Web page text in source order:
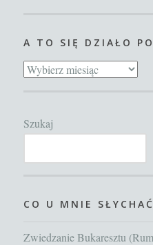
A TO SIĘ DZIAŁO
A
działo
Szukaj
CO U MNIE
Zwiedzanie Bukaresztu